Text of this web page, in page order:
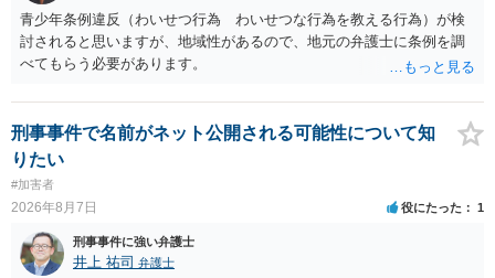
青少年条例違反（わいせつ行為 わいせつな行為を教える行為）が検
討されると思いますが、地域性があるので、地元の弁護士に条例を調
べてもらう必要があります。
刑事事件で名前がネット公開される可能性について知
りたい
#加害者
2026年8月7日 役にたった 1
刑事事件に強い弁護士
井上 祐司 弁護士